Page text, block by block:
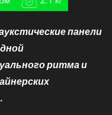
панели
ритма и